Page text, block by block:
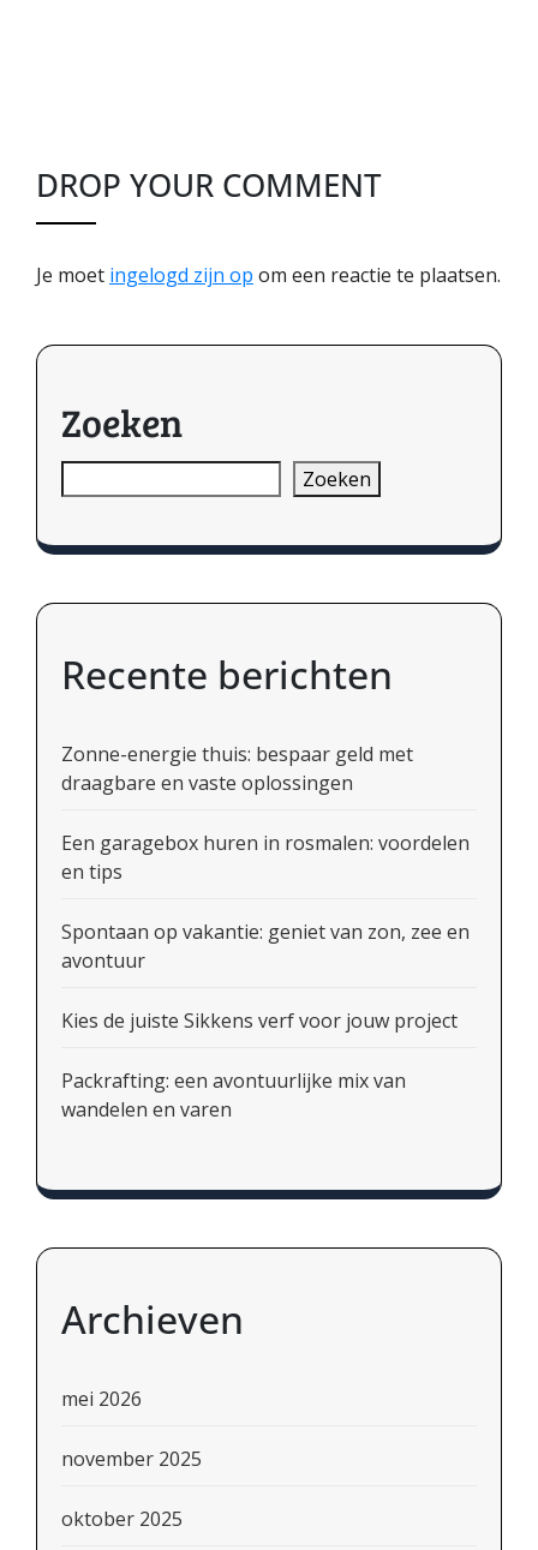
DROP YOUR COMMENT
Je moet ingelogd zijn op om een reactie te plaatsen.
Zoeken
Zoeken
Recente berichten
Zonne-energie thuis: bespaar geld met
draagbare en vaste oplossingen
Een garagebox huren in rosmalen: voordelen
en tips
Spontaan op vakantie: geniet van zon, zee en
avontuur
Kies de juiste Sikkens verf voor jouw project
Packrafting: een avontuurlijke mix van
wandelen en varen
Archieven
mei 2026
november 2025
oktober 2025